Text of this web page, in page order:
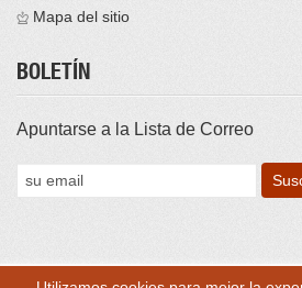
Mapa del sitio
BOLETÍN
Apuntarse a la Lista de Correo